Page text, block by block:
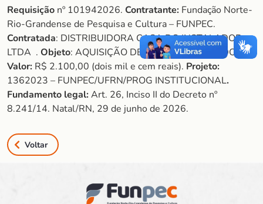
Requisição nº 101942026. Contratante: Fundação Norte-
Rio-Grandense de Pesquisa e Cultura – FUNPEC.
Contratada: DISTRIBUIDORA CASA DO INSTALADOR
LTDA . Objeto: AQUISIÇÃO DE AR-CONDICIONADO.
Valor: R$ 2.100,00 (dois mil e cem reais). Projeto:
1362023 – FUNPEC/UFRN/PROG INSTITUCIONAL.
Fundamento legal:Art. 26, Inciso II do Decreto nº
8.241/14. Natal/RN, 29 de junho de 2026.
Voltar